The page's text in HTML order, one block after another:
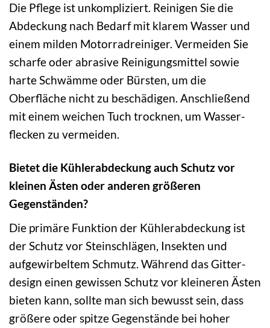
Die Pflege ist unkompliziert. Reinigen Sie die
Abdeckung nach Bedarf mit klarem Wasser und
einem milden Motorrad­reiniger. Vermeiden Sie
scharfe oder abrasive Reinigungs­mittel sowie
harte Schwämme oder Bürsten, um die
Oberfläche nicht zu beschädigen. Anschließend
mit einem weichen Tuch trocknen, um Wasser­
flecken zu vermeiden.
Bietet die Kühlerabdeckung auch Schutz vor
kleinen Ästen oder anderen größeren
Gegenständen?
Die primäre Funktion der Kühlerabdeckung ist
der Schutz vor Steinschlägen, Insekten und
aufgewirbeltem Schmutz. Während das Gitter­
design einen gewissen Schutz vor kleineren Ästen
bieten kann, sollte man sich bewusst sein, dass
größere oder spitze Gegenstände bei hoher